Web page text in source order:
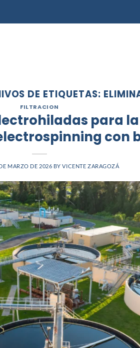
DE ETIQUETAS:
FILTRACION
para
con
MARZO DE 2026 BYVICENTE ZARAGOZÁ